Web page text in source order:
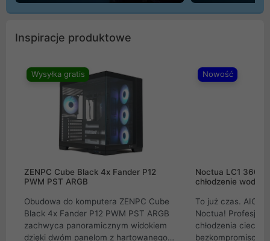
Inspiracje produktowe
Wysyłka gratis
ZENPC Cube Black 4x Fander P12
PWM PST ARGB
Obudowa do komputera ZENPC Cube
Black 4x Fander P12 PWM PST ARGB
zachwyca panoramicznym widokiem
dzięki dwóm panelom z hartowanego
Nowość
Noctua LC1
chłodzenie wodne
To już czas. AIO
Noctua!
chłodzenia cieczą